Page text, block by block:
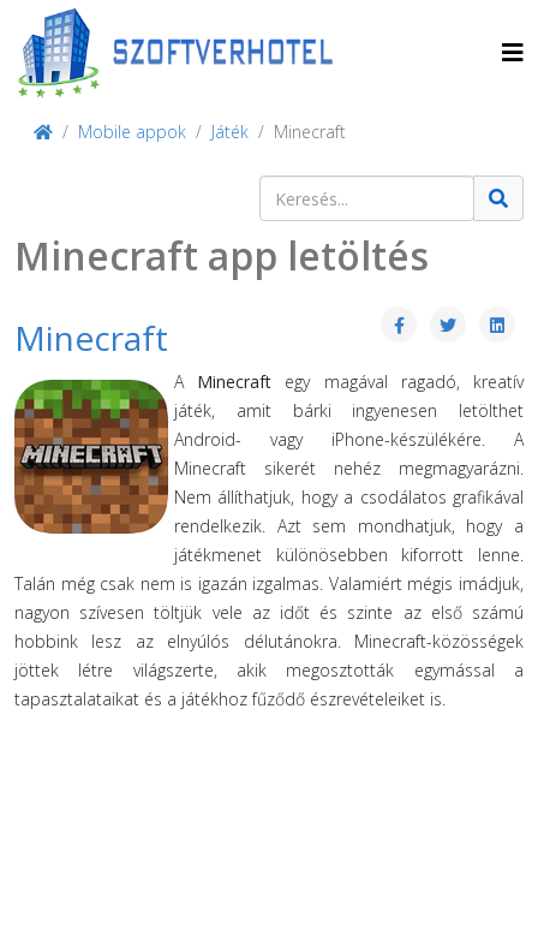
Mobile appok Játék Minecraft
Keresés
Minecraft app letöltés
Minecraft
A Minecraft egy magával ragadó, kreatív
játék, amit bárki ingyenesen letölthet
Android- vagy iPhone-készülékére. A
Minecraft sikerét nehéz megmagyarázni.
Nem állíthatjuk, hogy a csodálatos grafikával
rendelkezik. Azt sem mondhatjuk, hogy a
játékmenet különösebben kiforrott lenne.
Talán még csak nem is igazán izgalmas. Valamiért mégis imádjuk,
nagyon szívesen töltjük vele az időt és szinte az első számú
hobbink lesz az elnyúlós délutánokra. Minecraft-közösségek
jöttek létre világszerte, akik megosztották egymással a
tapasztalataikat és a játékhoz fűződő észrevételeiket is.